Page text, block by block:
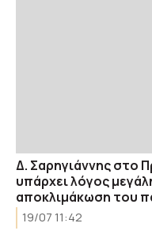
Δ. Σαρηγιάννης στο
υπάρχει λόγος
αποκλιμάκωση του
19/07 11:42